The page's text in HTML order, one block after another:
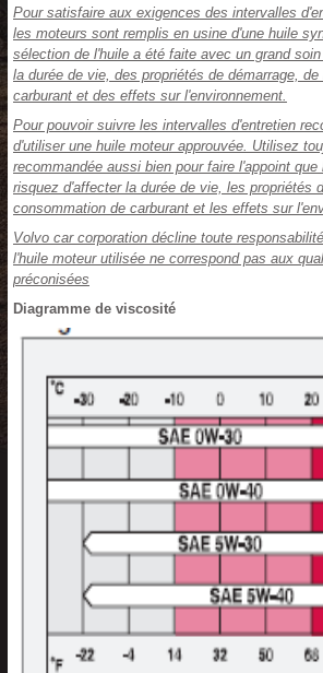
Pour satisfaire aux exigences des intervalles
les moteurs sont remplis en usine d'une huile
sélection de l'huile a été faite avec un grand
la durée de vie, des propriétés de démarrage,
carburant et des effets sur l'environnement.
Pour pouvoir suivre les intervalles d'entretien
d'utiliser une huile moteur approuvée. Utilisez
recommandée aussi bien pour faire l'appoint
risquez d'affecter la durée de vie, les propriétés
consommation de carburant et les effets sur
Volvo car corporation décline toute
l'huile moteur utilisée ne correspond pas aux
préconisées
Diagramme de viscosité